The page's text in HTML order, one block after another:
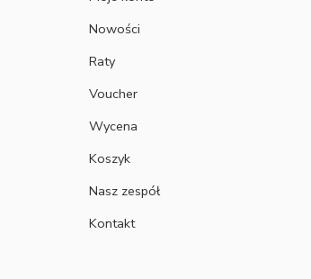
Nowości
Raty
Voucher
Wycena
Koszyk
Nasz zespół
Kontakt